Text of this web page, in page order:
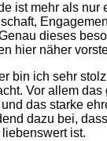
ist mehr als nur
dieses
hier näher
bin ich sehr
Vor allem
das starke
dazu bei,
ist.